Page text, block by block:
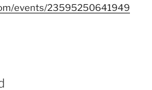
events/23595250641949